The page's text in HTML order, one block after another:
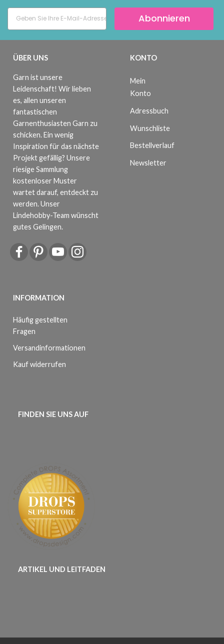
Abonnieren
ÜBER UNS
Garn ist unsere
Leidenschaft! Wir lieben
es, allen unseren
fantastischen
Garnenthusiasten Garn zu
schicken. Ein wenig
Inspiration für das nächste
Projekt gefällig? Unsere
riesige Sammlung
kostenloser Muster
wartet darauf, entdeckt zu
werden. Unser
Lindehobby-Team wünscht
gutes Gelingen.
INFORMATION
Häufig gestellten
Fragen
Versandinformationen
Kauf widerrufen
KONTO
Mein
Konto
Adressbuch
Wunschliste
Bestellverlauf
Newsletter
FINDEN SIE UNS AUF
ARTIKEL UND LEITFADEN